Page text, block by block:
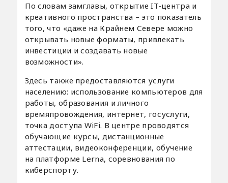
По словам замглавы, открытие IT-центра и
креативного пространства – это показатель
того, что «даже на Крайнем Севере можно
открывать новые форматы, привлекать
инвестиции и создавать новые
возможности».
Здесь также предоставляются услуги
населению: использование компьютеров для
работы, образования и личного
времяпровождения, интернет, госуслуги,
точка доступа WiFi. В центре проводятся
обучающие курсы, дистанционные
аттестации, видеоконференции, обучение
на платформе Lerna, соревнования по
киберспорту.